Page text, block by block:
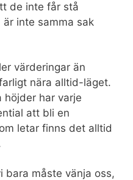
de inte får stå
inte samma sak
värderingar än
nära alltid-läget.
höjder har varje
att bli en
letar finns det alltid
bara måste vänja oss,